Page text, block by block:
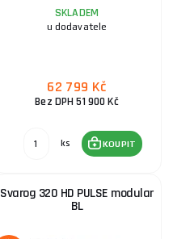
SKLADEM
u dodavatele
62 799 Kč
Bez DPH 51 900 Kč
ks KOUPIT
Svarog 320 HD PULSE modular
BL